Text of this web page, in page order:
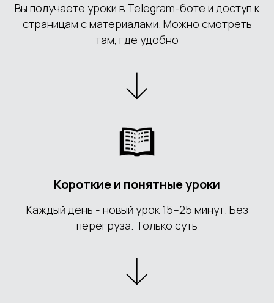
Вы получаете уроки в Telegram-боте и доступ к
страницам с материалами. Можно смотреть
там, где удобно
Короткие и понятные уроки
Каждый день - новый урок 15–25 минут. Без
перегруза. Только суть